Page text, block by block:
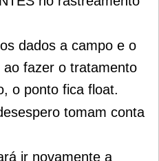
dados a campo e o
ao fazer o tratamento
o ponto fica float.
tomam conta
ir novamente a